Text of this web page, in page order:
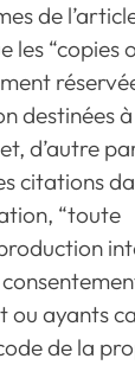
de
les “copies
destinées
d’autre
citations
“toute
ou ayants
de la